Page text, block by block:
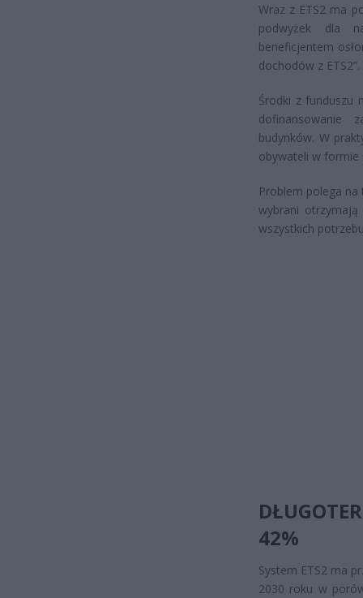
Wraz z ETS2 ma
podwyżek dla
beneficjentem
dochodów z ETS2”.
Środki z funduszu
dofinansowanie
budynków. W
obywateli w formie
Problem polega na
wybrani
wszystkich
42%
System ETS2 ma
2030 roku w